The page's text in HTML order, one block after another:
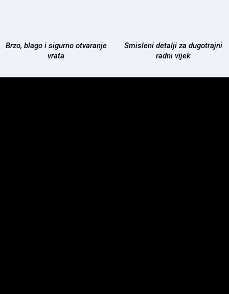
Brzo, blago i sigurno otvaranje
vrata
Smisleni detalji za dugotrajni
radni vijek